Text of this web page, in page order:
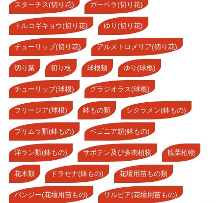
スターチス(切り花) ガーベラ(切り花)
トルコギキョウ(切り花) ゆり(切り花)
チューリップ(切り花) アルストロメリア(切り花)
切り葉 切り枝 球根類 ゆり(球根)
チューリップ(球根) グラジオラス(球根)
フリージア(球根) 鉢もの類 シクラメン(鉢もの)
プリムラ類(鉢もの) ベゴニア類(鉢もの)
洋ラン類(鉢もの) サボテン及び多肉植物 観葉植物
花木類 ドラセナ(鉢もの) 花壇用苗もの類
パンジー(花壇用苗もの) サルビア(花壇用苗もの)